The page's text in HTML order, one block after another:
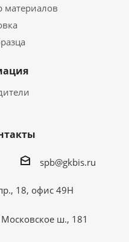
материалов
spb@gkbis.ru
18, офис 49Н
ш., 181